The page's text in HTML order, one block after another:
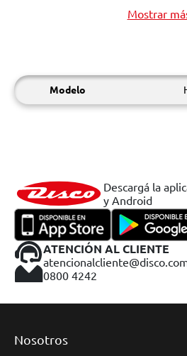
Mostrar
Modelo
Descargá la
y Android
ATENCIÓN AL CLIENTE
0800 4242
Nosotros